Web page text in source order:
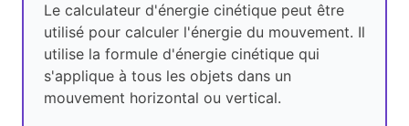
Le calculateur d'énergie cinétique peut être
utilisé pour calculer l'énergie du mouvement. Il
utilise la formule d'énergie cinétique qui
s'applique à tous les objets dans un
mouvement horizontal ou vertical.